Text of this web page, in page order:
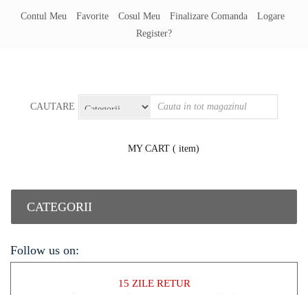
Contul Meu Favorite Cosul Meu Finalizare Comanda
Logare
Register?
CAUTARE
MY CART ( item)
CATEGORII
Follow us on:
15 ZILE RETUR